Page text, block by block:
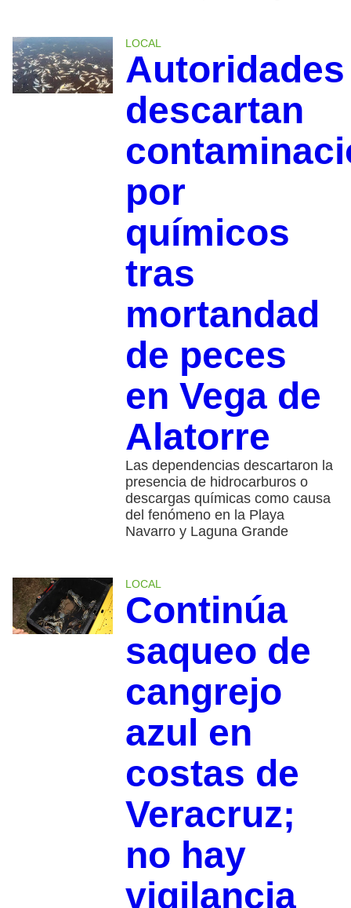
LOCAL
Autoridades
descartan
por
químicos
tras
mortandad
de peces
en Vega de
Alatorre
Las dependencias descartaron la
presencia de hidrocarburos o
descargas químicas como causa
del fenómeno en la Playa
Navarro y Laguna Grande
LOCAL
Continúa
saqueo de
cangrejo
azul en
costas de
Veracruz;
no hay
vigilancia